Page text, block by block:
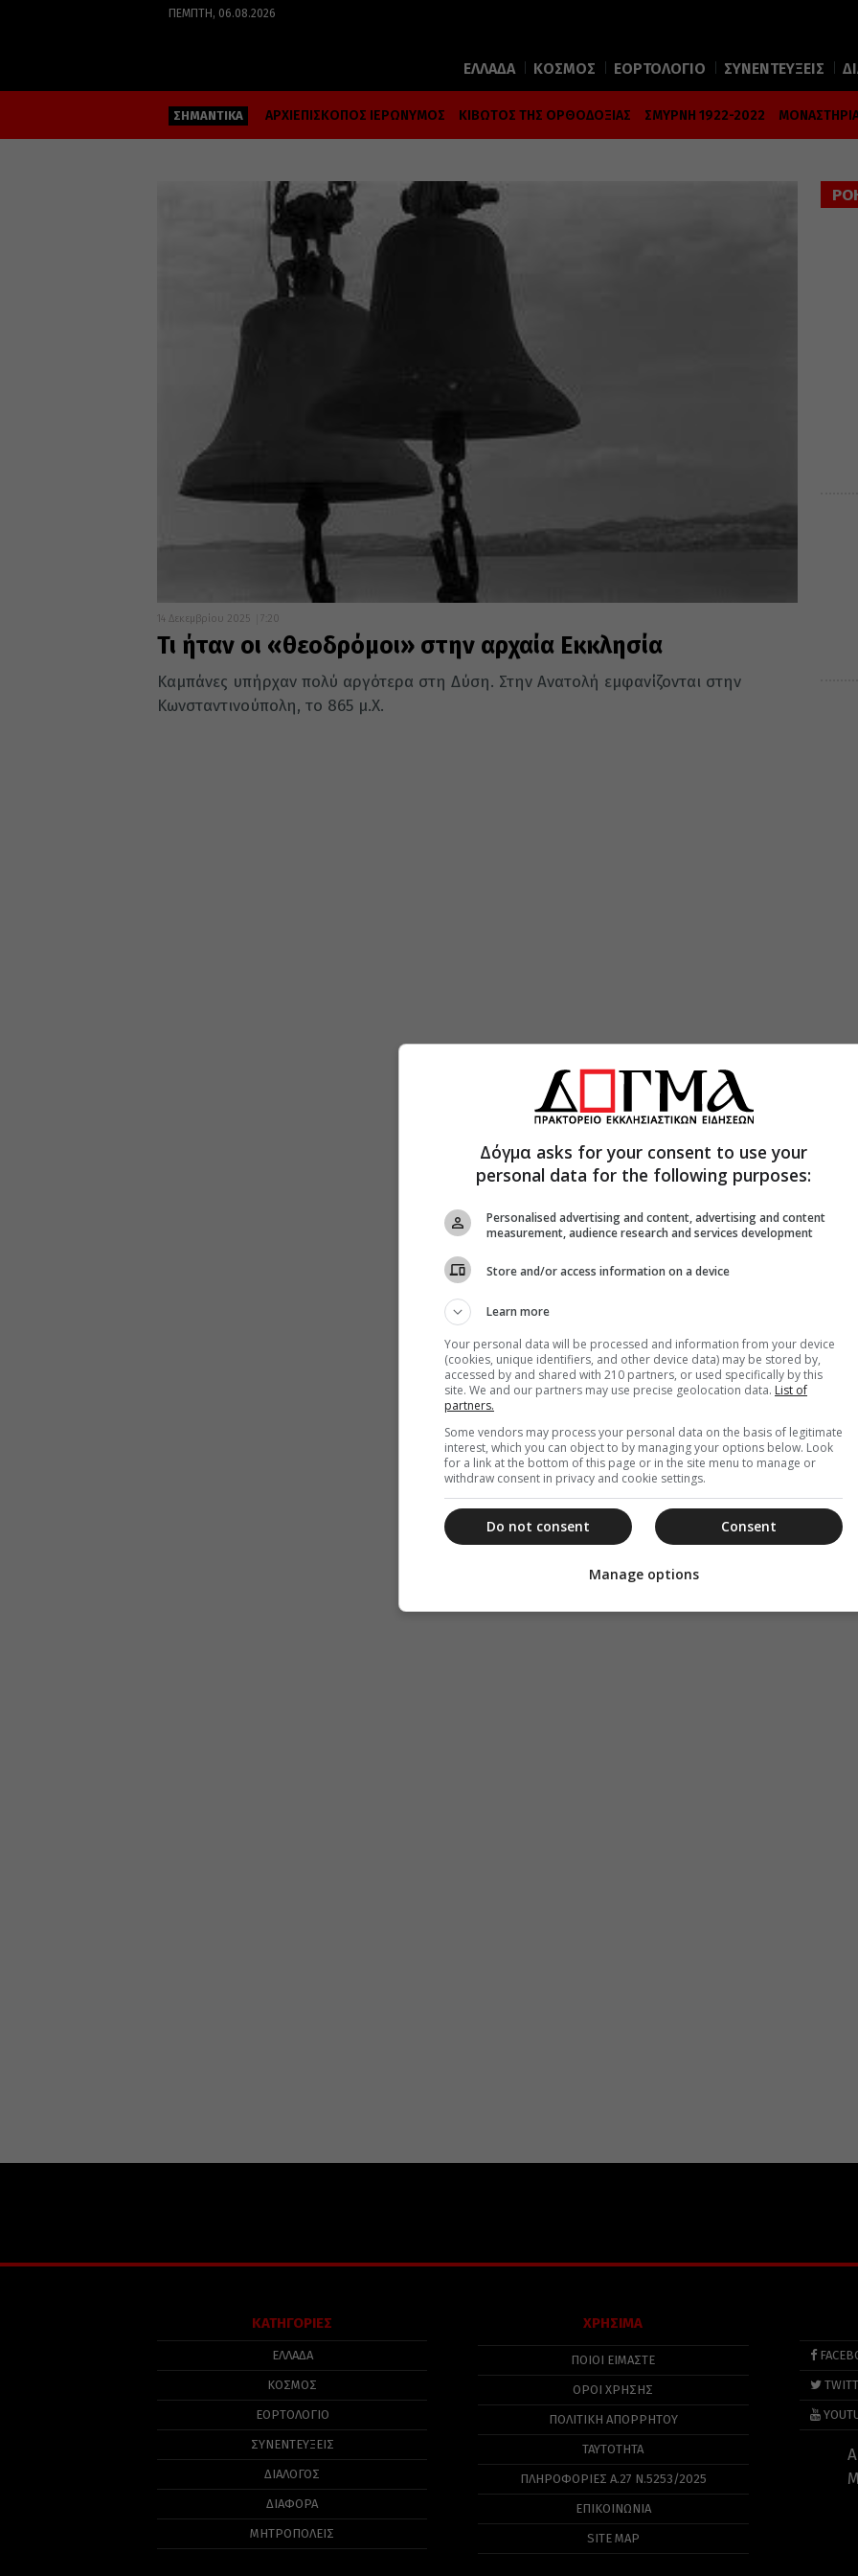
ΠΈΜΠΤΗ, 06.08.2026
ΕΛΛΑΔΑ ΚΟΣΜΟΣ ΕΟΡΤΟΛΟΓΙΟ ΣΥΝΕΝΤΕΥΞΕΙΣ
ΣΗΜΑΝΤΙΚΑ ΑΡΧΙΕΠΙΣΚΟΠΟΣ ΙΕΡΩΝΥΜΟΣ ΚΙΒΩΤΟΣ ΤΗΣ ΟΡΘΟΔΟΞΙΑΣ ΣΜΥΡΝΗ 1922-2022
14 Δεκεμβρίου 2025 7:20
Τι ήταν οι «θεοδρόμοι» στην αρχαία Εκκλησία
Καμπάνες υπήρχαν πολύ αργότερα στη Δύση. Στην Ανατολή εμφανίζονται στην
Κωνσταντινούπολη, το 865 μ.Χ.
ΚΑΤΗΓΟΡΙΕΣ
ΕΛΛΑΔΑ
ΚΟΣΜΟΣ
ΕΟΡΤΟΛΟΓΙΟ
ΣΥΝΕΝΤΕΥΞΕΙΣ
ΔΙΑΛΟΓΟΣ
ΔΙΑΦΟΡΑ
ΜΗΤΡΟΠΟΛΕΙΣ
ΧΡΗΣΙΜΑ
ΠΟΙΟΙ ΕΙΜΑΣΤΕ
ΟΡΟΙ ΧΡΗΣΗΣ
ΠΟΛΙΤΙΚΉ ΑΠΟΡΡΉΤΟΥ
ΤΑΥΤΟΤΗΤΑ
ΠΛΗΡΟΦΟΡΊΕΣ Α.27 Ν.5253/2025
ΕΠΙΚΟΙΝΩΝΙΑ
SITE MAP
Δόγμα asks for your consent to use your
personal data for the following purposes:
Personalised advertising and content, advertising and content
measurement, audience research and services development
Store and/or access information on a device
Learn more
Your personal data will be processed and information from your device
(cookies, unique identifiers, and other device data) may be stored by,
accessed by and shared with 210 partners, or used specifically by this
site. We and our partners may use precise geolocation data. List of
partners.
Some vendors may process your personal data on the basis of legitimate
interest, which you can object to by managing your options below. Look
for a link at the bottom of this page or in the site menu to manage or
withdraw consent in privacy and cookie settings.
Consent
Do not consent
Manage options